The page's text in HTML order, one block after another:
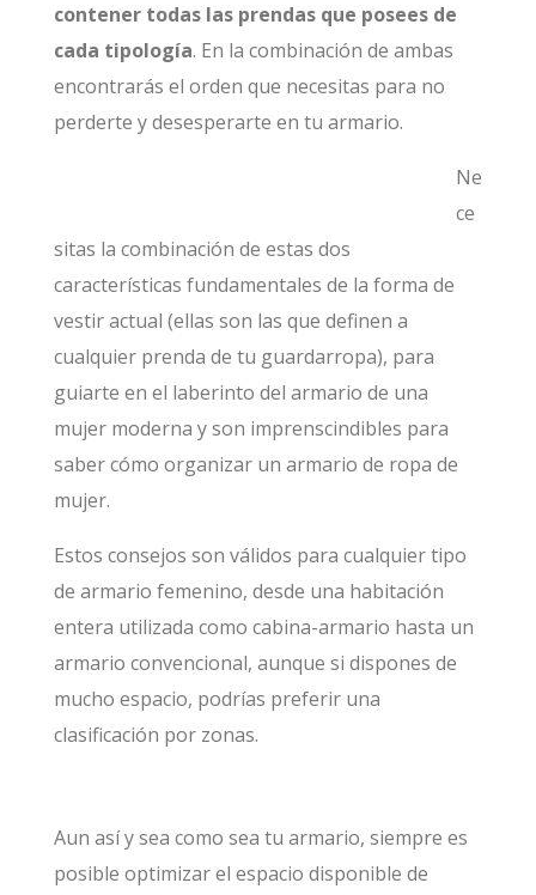
contener todas las prendas que posees de
cada tipología. En la combinación de ambas
encontrarás el orden que necesitas para no
perderte y desesperarte en tu armario.
Ne
ce
sitas la combinación de estas dos
características fundamentales de la forma de
vestir actual (ellas son las que definen a
cualquier prenda de tu guardarropa), para
guiarte en el laberinto del armario de una
mujer moderna y son imprenscindibles para
saber cómo organizar un armario de ropa de
mujer.
Estos consejos son válidos para cualquier tipo
de armario femenino, desde una habitación
entera utilizada como cabina-armario hasta un
armario convencional, aunque si dispones de
mucho espacio, podrías preferir una
clasificación por zonas.
Aun así y sea como sea tu armario, siempre es
posible optimizar el espacio disponible de